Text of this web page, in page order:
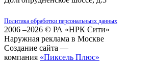
Политика обработки персональнызх данных
2006 –2026 © РА «НРК Сити»
Наружная реклама в Москве
Создание сайта —
компания «Пиксель Плюс»